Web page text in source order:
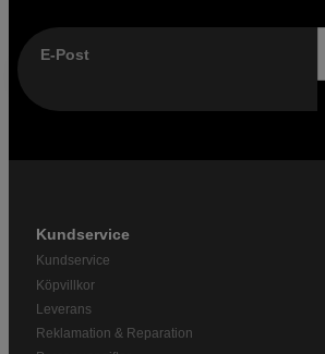
E-Post
Kundservice
Kundservice
Köpvillkor
Leverans
Reklamation & Reparation